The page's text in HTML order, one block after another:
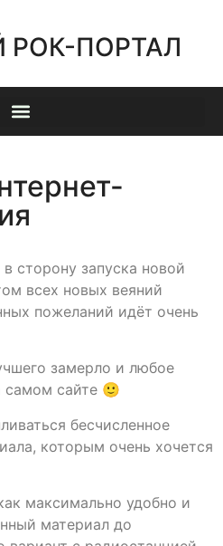
РОК-ПОРТАЛ
сторону запуска новой
всех новых веяний
пожеланий идёт очень
замерло и любое
самом сайте 🙂
бесчисленное
которым очень хочется
максимально удобно и
материал до